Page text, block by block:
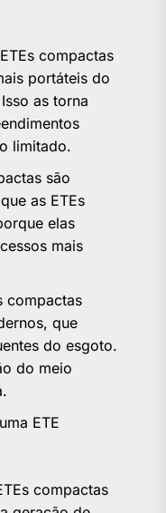
compactas
portáteis do
as torna
limitado.
são
as ETEs
elas
mais
compactas
que
do esgoto.
do meio
ETE
compactas